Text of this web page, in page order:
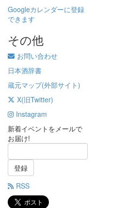
Googleカレンダーに登録
できます
その他
お問い合わせ
日本酒辞書
蔵元マップ(外部サイト)
X(旧Twitter)
Instagram
新着イベントをメールで
お届け!
登録
RSS